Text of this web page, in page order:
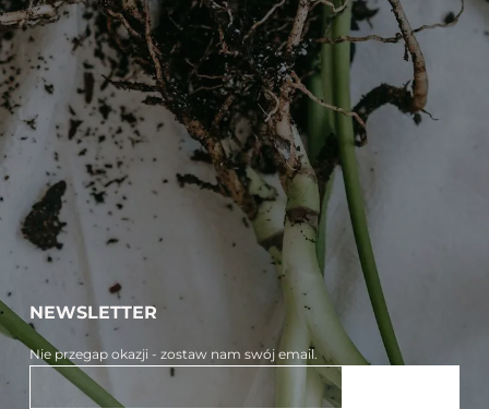
NEWSLETTER
Nie przegap okazji - zostaw nam swój email.